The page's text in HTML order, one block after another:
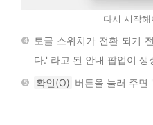
다시 시작
토글 스위치가 전환 되기
다.' 라고 된 안내 팝업이 생
확인(O) 버튼을 눌러 주면